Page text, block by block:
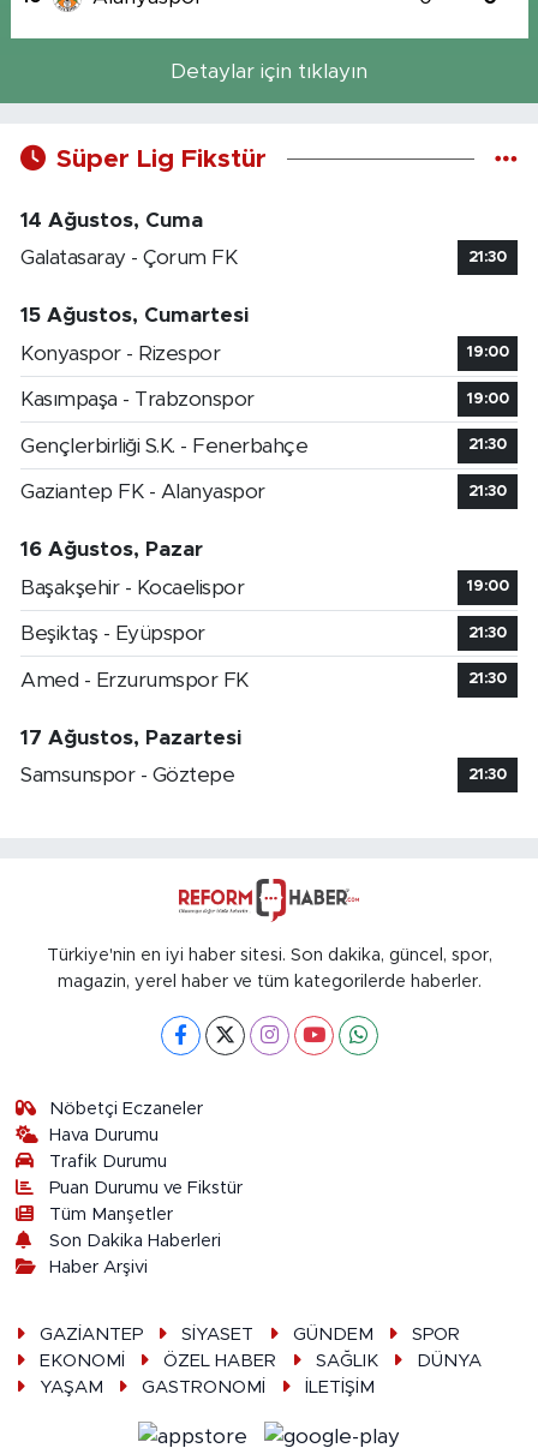
Detaylar için tıklayın
Süper Lig Fikstür
14 Ağustos, Cuma
Galatasaray - Çorum FK
21:30
15 Ağustos, Cumartesi
Konyaspor - Rizespor
19:00
Kasımpaşa - Trabzonspor 19:00
Gençlerbirliği S.K. - Fenerbahçe 21:30
Gaziantep FK - Alanyaspor 21:30
16 Ağustos, Pazar
Başakşehir - Kocaelispor
19:00
Beşiktaş - Eyüpspor 21:30
Amed - Erzurumspor FK 21:30
17 Ağustos, Pazartesi
Samsunspor - Göztepe
21:30
Türkiye'nin en iyi haber sitesi. Son dakika, güncel, spor,
magazin, yerel haber ve tüm kategorilerde haberler.
Nöbetçi Eczaneler
Hava Durumu
Trafik Durumu
Puan Durumu ve Fikstür
Tüm Manşetler
Son Dakika Haberleri
Haber Arşivi
GAZİANTEP SİYASET GÜNDEM
SPOR
EKONOMİ
ÖZEL HABER SAĞLIK
DÜNYA
YAŞAM
GASTRONOMİ İLETİŞİM